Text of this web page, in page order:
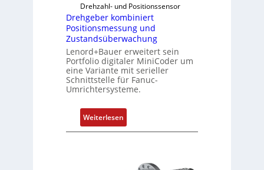
n
i
e
r
t
P
o
t
Drehzahl- und Positionssensor
Drehgeber kombiniert
Positionsmessung und
Zustandsüberwachung
Lenord+Bauer erweitert sein
Portfolio digitaler MiniCoder um
eine Variante mit serieller
Schnittstelle für Fanuc-
Umrichtersysteme.
Weiterlesen:
D